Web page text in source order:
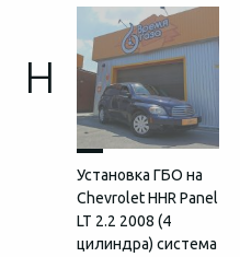
H
Установка ГБО на
Chevrolet HHR Panel
LT 2.2 2008 (4
цилиндра) система